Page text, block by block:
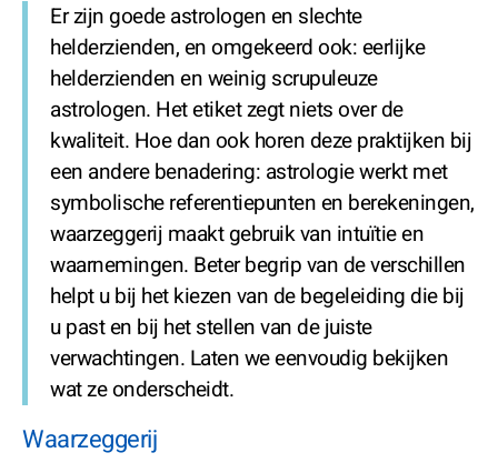
Er zijn goede astrologen en slechte
helderzienden, en omgekeerd ook: eerlijke
helderzienden en weinig scrupuleuze
astrologen. Het etiket zegt niets over de
kwaliteit. Hoe dan ook horen deze praktijken bij
een andere benadering: astrologie werkt met
symbolische referentiepunten en berekeningen,
waarzeggerij maakt gebruik van intuïtie en
waarnemingen. Beter begrip van de verschillen
helpt u bij het kiezen van de begeleiding die bij
u past en bij het stellen van de juiste
verwachtingen. Laten we eenvoudig bekijken
wat ze onderscheidt.
Waarzeggerij